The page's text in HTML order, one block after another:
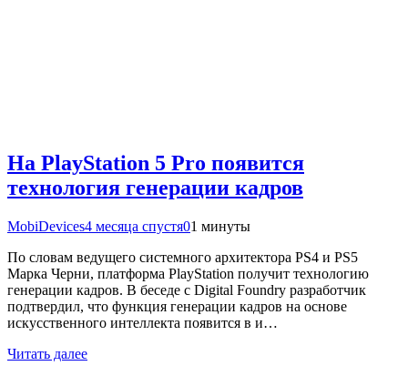
На PlayStation 5 Pro появится
технология генерации кадров
MobiDevices4 месяца спустя01 минуты
По словам ведущего системного архитектора PS4 и PS5
Марка Черни, платформа PlayStation получит технологию
генерации кадров. В беседе с Digital Foundry разработчик
подтвердил, что функция генерации кадров на основе
искусственного интеллекта появится в и…
Читать далее